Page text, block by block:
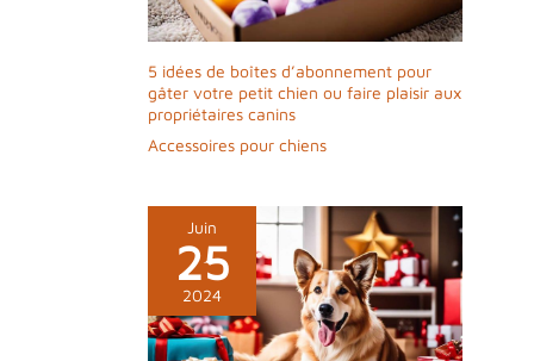
5 idées de boîtes d’abonnement pour
gâter votre petit chien ou faire plaisir aux
propriétaires canins
Accessoires pour chiens
Juin
25
2024